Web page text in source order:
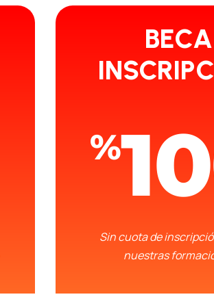
BECA
%
Sin cuota de
nuestras